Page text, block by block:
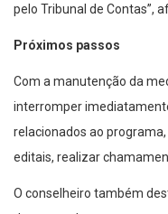
pelo Tribunal de Contas”,
Próximos passos
Com a manutenção da
interromper
relacionados ao
editais, realizar
O conselheiro também